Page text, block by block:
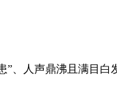
、人声鼎沸且满目